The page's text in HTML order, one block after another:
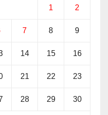
1 2
7 8 9
14 15 16
21 22 23
28 29 30